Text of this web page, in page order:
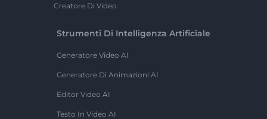
Creatore Di Video
Strumenti Di Intelligenza Artificiale
Generatore Video AI
Generatore Di Animazioni AI
Editor Video AI
Testo In Video AI